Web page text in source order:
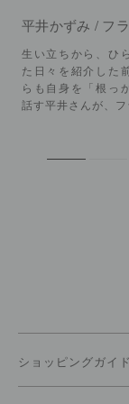
平井かずみ / フ
生い立ちから、ひ
た日々を紹介した
らも自身を「根っ
話す平井さんが、フ
ショッピングガイド